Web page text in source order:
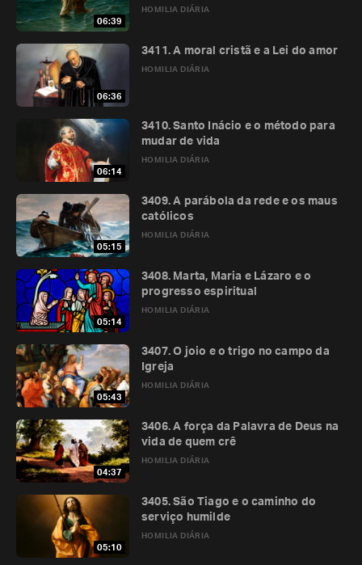
06:39
HOMILIA DIÁRIA
06:36
HOMILIA DIÁRIA
3411. A moral cristã e a Lei do amor
06:14
HOMILIA DIÁRIA
3410. Santo Inácio e o método para
mudar de vida
05:15
HOMILIA DIÁRIA
3409. A parábola da rede e os maus
católicos
05:14
HOMILIA DIÁRIA
3408. Marta, Maria e Lázaro e o
progresso espiritual
05:43
HOMILIA DIÁRIA
3407. O joio e o trigo no campo da
Igreja
04:37
HOMILIA DIÁRIA
3406. A força da Palavra de Deus na
vida de quem crê
05:10
HOMILIA DIÁRIA
3405. São Tiago e o caminho do
serviço humilde